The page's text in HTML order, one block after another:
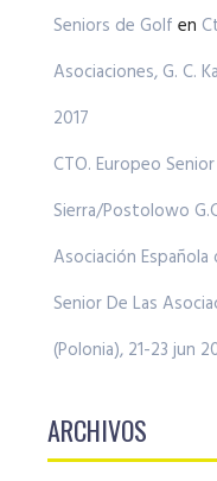
Seniors de Golf en
Asociaciones, G. C.
2017
CTO. Europeo
Sierra/Postolowo
Asociación
Senior De Las
(Polonia), 21-23 jun
ARCHIVOS